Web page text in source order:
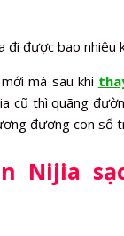
đi được bao nhiêu
mà sau khi
cũ thì quãng
đương con số
Nijia